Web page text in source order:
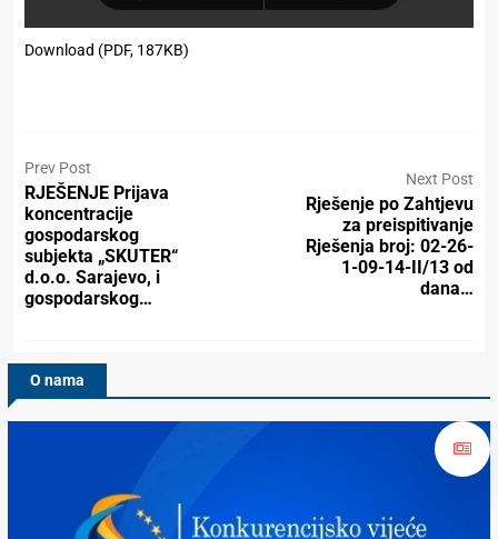
Download (PDF, 187KB)
Prev Post
RJEŠENJE Prijava
koncentracije
gospodarskog
subjekta „SKUTER“
d.o.o. Sarajevo, i
gospodarskog…
Next Post
Rješenje po Zahtjevu
za preispitivanje
Rješenja broj: 02-26-
1-09-14-II/13 od
dana…
O nama